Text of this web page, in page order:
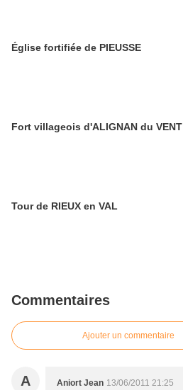
Église fortifiée de PIEUSSE
Fort villageois d'ALIGNAN du VENT
Tour de RIEUX en VAL
Commentaires
Ajouter un commentaire
A Aniort Jean 13/06/2011 21:25